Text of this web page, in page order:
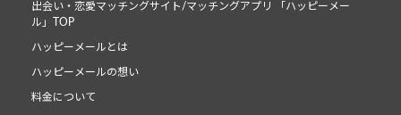
出会い・恋愛マッチングサイト/マッチングアプリ 「ハッピーメー
ル」TOP
ハッピーメールとは
ハッピーメールの想い
料金について